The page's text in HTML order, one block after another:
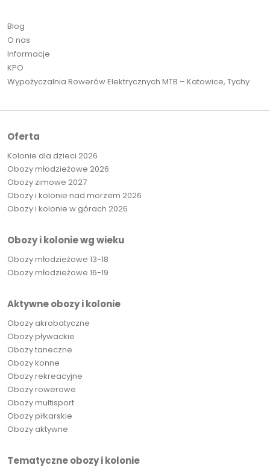
Blog
O nas
Informacje
KPO
Wypożyczalnia Rowerów Elektrycznych MTB – Katowice, Tychy
Oferta
Kolonie dla dzieci 2026
Obozy młodzieżowe 2026
Obozy zimowe 2027
Obozy i kolonie nad morzem 2026
Obozy i kolonie w górach 2026
Obozy i kolonie wg wieku
Obozy młodzieżowe 13-18
Obozy młodzieżowe 16-19
Aktywne obozy i kolonie
Obozy akrobatyczne
Obozy pływackie
Obozy taneczne
Obozy konne
Obozy rekreacyjne
Obozy rowerowe
Obozy multisport
Obozy piłkarskie
Obozy aktywne
Tematyczne obozy i kolonie